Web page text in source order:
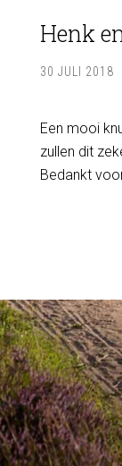
Henk
30 JULI 2018
Een mooi
zullen dit
Bedankt